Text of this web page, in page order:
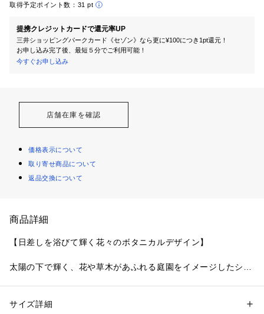
取得予定ポイント数： 31 pt
提携クレジットカードで還元率UP
三井ショッピングパークカード《セゾン》なら更に¥100につき1pt還元！
お申し込み完了後、最短５分でご利用可能！
今すぐお申し込み
店舗在庫を確認
価格表示について
取り寄せ商品について
返品交換について
商品詳細
【日差しを浴びて輝く花々のボタニカルデザイン】
太陽の下で輝く、花や草木があふれる庭園をイメージしたシリ
贅沢にアシンメトリーであしらわれたお花のアップリケはワイ
性別：レディース
サイズ詳細